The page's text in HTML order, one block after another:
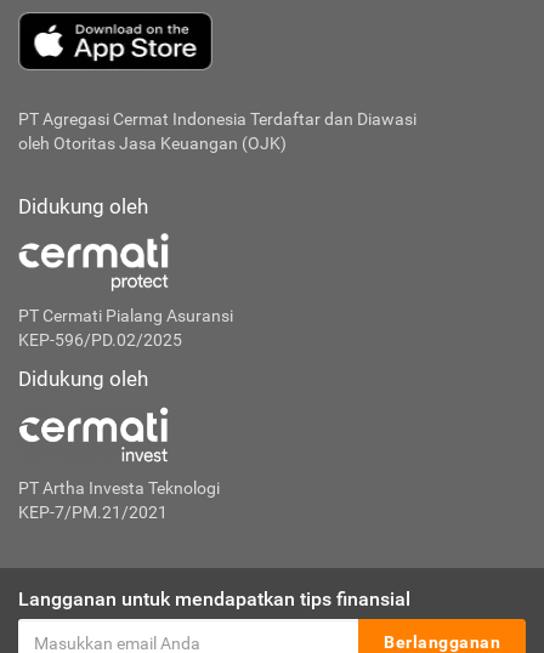
PT Agregasi Cermat Indonesia Terdaftar dan Diawasi
oleh Otoritas Jasa Keuangan (OJK)
Didukung oleh
PT Cermati Pialang Asuransi
KEP-596/PD.02/2025
Didukung oleh
PT Artha Investa Teknologi
KEP-7/PM.21/2021
Langganan untuk mendapatkan tips finansial
Berlangganan